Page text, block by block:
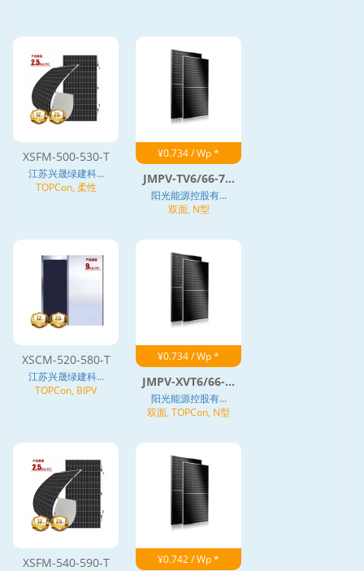
XSFM-500-530-T
江苏兴晟绿建科...
TOPCon, 柔性
¥0.734 / Wp *
JMPV-TV6/66-7...
阳光能源控股有...
双面, N型
XSCM-520-580-T
江苏兴晟绿建科...
TOPCon, BIPV
¥0.734 / Wp *
JMPV-XVT6/66-...
阳光能源控股有...
双面, TOPCon, N型
XSFM-540-590-T ¥0.742 / Wp *